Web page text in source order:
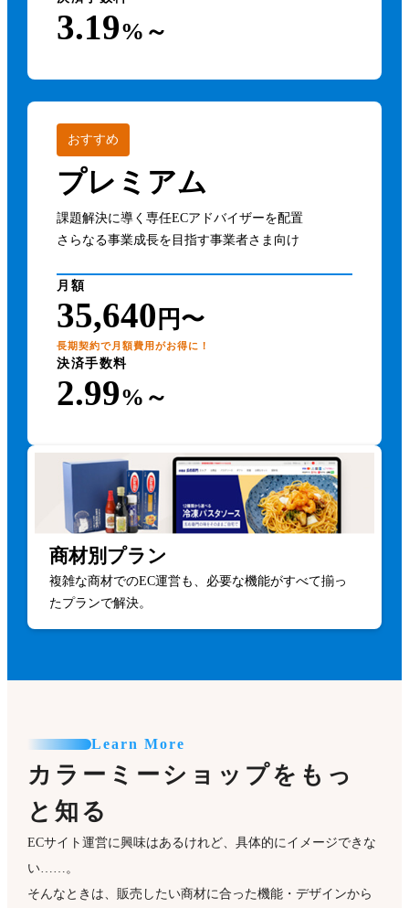
3.19%～
おすすめ
プレミアム
課題解決に導く専任ECアドバイザーを配置
さらなる事業成長を目指す事業者さま向け
月額
35,640 円〜
長期契約で月額費用がお得に！
決済手数料
2.99%～
商材別プラン
複雑な商材でのEC運営も、必要な機能がすべて揃っ
たプランで解決。
Learn More
カラーミーショップをもっ
と知る
ECサイト運営に興味はあるけれど、具体的にイメージできな
い……。
そんなときは、販売したい商材に合った機能・デザインから